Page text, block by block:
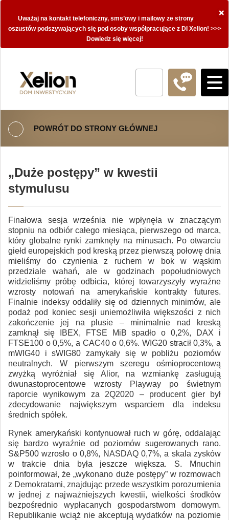
×
Uważaj na kontakt telefoniczny, sms’owy i mailowy ze strony
oszustów podszywających się pod osoby współpracujące z DI Xelion! >>>
Dowiedz się więcej!
POWRÓT DO STRONY GŁÓWNEJ
„Duże postępy” w kwestii
stymulusu
Finałowa sesja września nie wpłynęła w znaczącym
stopniu na odbiór całego miesiąca, pierwszego od marca,
który globalne rynki zamknęły na minusach. Po otwarciu
giełd europejskich pod kreską przez pierwszą połowę dnia
mieliśmy do czynienia z ruchem w bok w wąskim
przedziale wahań, ale w godzinach popołudniowych
widzieliśmy próbę odbicia, której towarzyszyły wyraźne
wzrosty notowań na amerykańskie kontrakty futures.
Finalnie indeksy oddaliły się od dziennych minimów, ale
podaż pod koniec sesji uniemożliwiła większości z nich
zakończenie jej na plusie – minimalnie nad kreską
zamknął się IBEX, FTSE MiB spadło o 0,2%, DAX i
FTSE100 o 0,5%, a CAC40 o 0,6%. WIG20 stracił 0,3%, a
mWIG40 i sWIG80 zamykały się w pobliżu poziomów
neutralnych. W pierwszym szeregu ośmioprocentową
zwyżką wyróżniał się Alior, na wzmiankę zasługują
dwunastoprocentowe wzrosty Playway po świetnym
raporcie wynikowym za 2Q2020 – producent gier był
zdecydowanie największym wsparciem dla indeksu
średnich spółek.
Rynek amerykański kontynuował ruch w górę, oddalając
się bardzo wyraźnie od poziomów sugerowanych rano.
S&P500 wzrosło o 0,8%, NASDAQ 0,7%, a skala zysków
w trakcie dnia była jeszcze większa. S. Mnuchin
poinformował, że „wykonano duże postępy” w rozmowach
z Demokratami, znajdując przede wszystkim porozumienia
w jednej z najważniejszych kwestii, wielkości środków
bezpośrednio wypłacanych gospodarstwom domowym.
Republikanie wciąż nie akceptują wydatków na poziomie